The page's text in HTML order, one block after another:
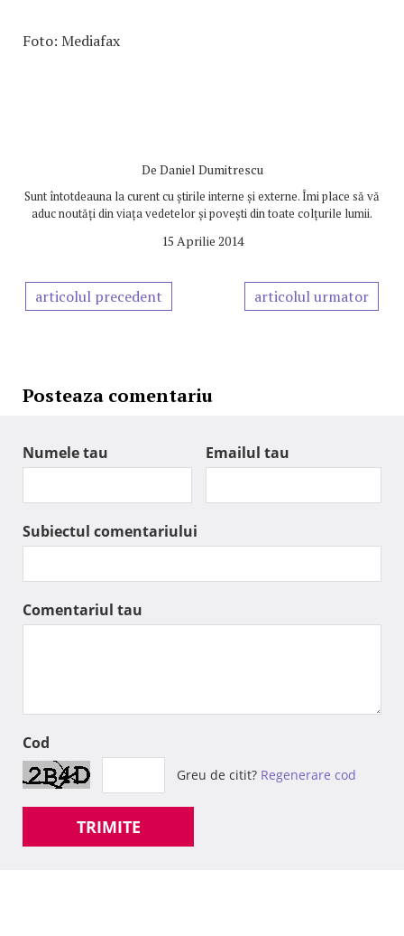
Foto: Mediafax
De Daniel Dumitrescu
Sunt întotdeauna la curent cu știrile interne și externe. Îmi place să vă
aduc noutăți din viața vedetelor și povești din toate colțurile lumii.
15 Aprilie 2014
articolul precedent articolul urmator
Posteaza comentariu
Numele tau Emailul tau
Subiectul comentariului
Comentariul tau
Cod
Greu de citit? Regenerare cod
TRIMITE